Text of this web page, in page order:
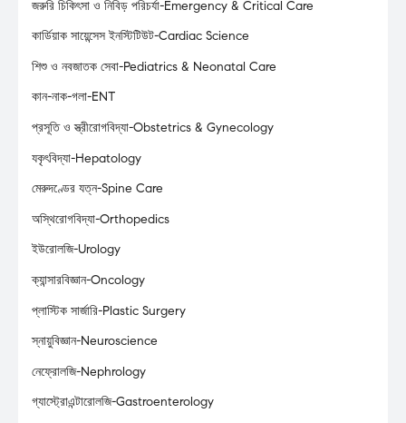
জরুরি চিকিৎসা ও নিবিড় পরিচর্যা-Emergency & Critical Care
কার্ডিয়াক সায়েন্সেস ইনস্টিটিউট-Cardiac Science
শিশু ও নবজাতক সেবা-Pediatrics & Neonatal Care
কান-নাক-গলা-ENT
প্রসূতি ও স্ত্রীরোগবিদ্যা-Obstetrics & Gynecology
যকৃৎবিদ্যা-Hepatology
মেরুদণ্ডের যত্ন-Spine Care
অস্থিরোগবিদ্যা-Orthopedics
ইউরোলজি-Urology
ক্যান্সারবিজ্ঞান-Oncology
প্লাস্টিক সার্জারি-Plastic Surgery
স্নায়ুবিজ্ঞান-Neuroscience
নেফ্রোলজি-Nephrology
গ্যাস্ট্রোএন্টারোলজি-Gastroenterology